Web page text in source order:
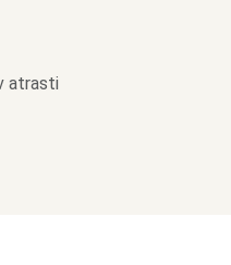
atrasti